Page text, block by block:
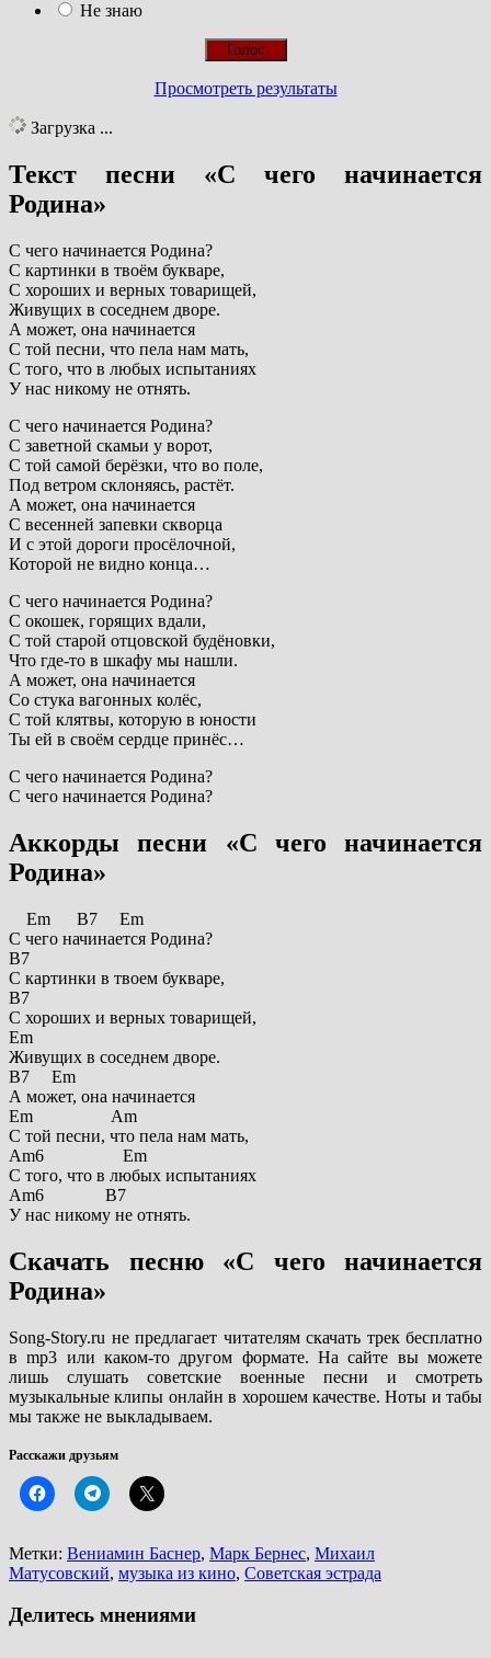
Не знаю
Просмотреть результаты
Загрузка ...
Текст песни «С чего начинается
Родина»
С чего начинается Родина?
С картинки в твоём букваре,
С хороших и верных товарищей,
Живущих в соседнем дворе.
А может, она начинается
С той песни, что пела нам мать,
С того, что в любых испытаниях
У нас никому не отнять.
С чего начинается Родина?
С заветной скамьи у ворот,
С той самой берёзки, что во поле,
Под ветром склоняясь, растёт.
А может, она начинается
С весенней запевки скворца
И с этой дороги просёлочной,
Которой не видно конца…
С чего начинается Родина?
С окошек, горящих вдали,
С той старой отцовской будёновки,
Что где-то в шкафу мы нашли.
А может, она начинается
Со стука вагонных колёс,
С той клятвы, которую в юности
Ты ей в своём сердце принёс…
С чего начинается Родина?
С чего начинается Родина?
Аккорды песни «С чего начинается
Родина»
Em B7 Em
С чего начинается Родина?
B7
С картинки в твоем букваре,
B7
С хороших и верных товарищей,
Em
Живущих в соседнем дворе.
B7 Em
А может, она начинается
Em Am
С той песни, что пела нам мать,
Am6 Em
С того, что в любых испытаниях
Am6 B7
У нас никому не отнять.
Скачать песню «С чего начинается
Родина»
Song-Story.ru не предлагает читателям скачать трек бесплатно
в mp3 или каком-то другом формате. На сайте вы можете
лишь слушать советские военные песни и смотреть
музыкальные клипы онлайн в хорошем качестве. Ноты и табы
мы также не выкладываем.
Расскажи друзьям
Метки: Вениамин Баснер, Марк Бернес, Михаил
Матусовский, музыка из кино, Советская эстрада
Делитесь мнениями